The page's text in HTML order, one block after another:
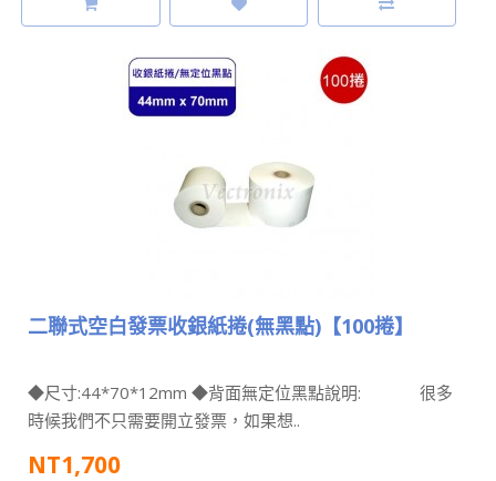
二聯式空白發票收銀紙捲(無黑點)【100捲】
◆尺寸:44*70*12mm ◆背面無定位黑點說明: 很多
時候我們不只需要開立發票，如果想..
NT1,700